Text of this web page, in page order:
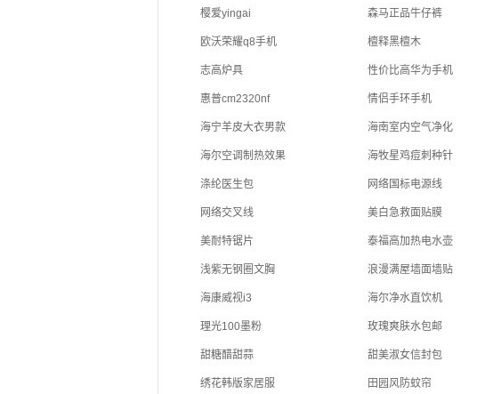
樱爱yingai 森马正品牛仔裤
欧沃荣耀q8手机 檀释黑檀木
志高炉具 性价比高华为手机
惠普cm2320nf 情侣手环手机
海宁羊皮大衣男款 海南室内空气净化
海尔空调制热效果 海牧星鸡痘刺种针
涤纶医生包 网络国标电源线
网络交叉线 美白急救面贴膜
美耐特锯片 泰福高加热电水壶
浅紫无钢圈文胸 浪漫满屋墙面墙贴
海康威视i3 海尔净水直饮机
理光100墨粉 玫瑰爽肤水包邮
甜糖醋甜蒜 甜美淑女信封包
绣花韩版家居服 田园风防蚊帘